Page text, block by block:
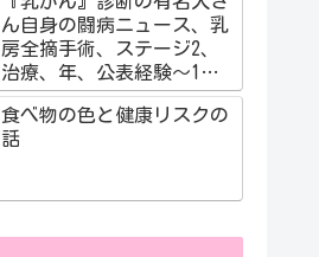
ん自身の闘病ニュース、乳
房全摘手術、ステージ2、
治療、年、公表経験～1度
だけの人生、自分の気づき
食べ物の色と健康リスクの
話